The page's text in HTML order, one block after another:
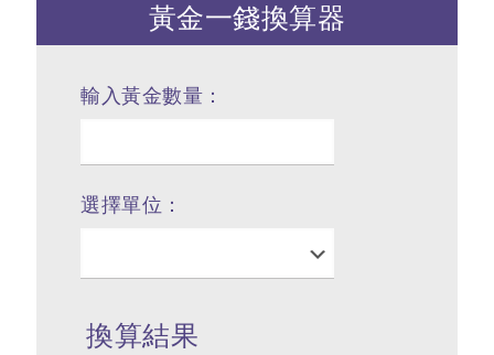
黃金一錢換算器
輸入黃金數量：
選擇單位：
換算結果